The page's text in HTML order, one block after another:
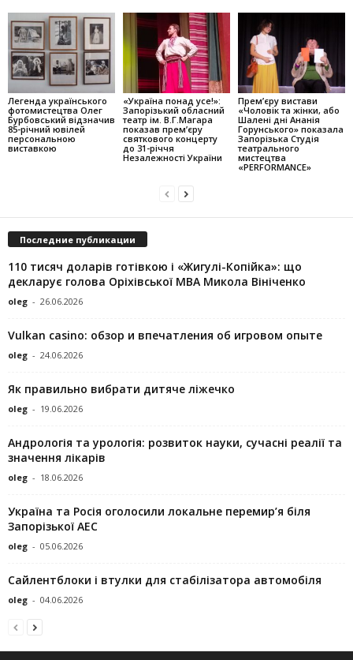
Легенда українського
фотомистецтва Олег
Бурбовський відзначив
85-річний ювілей
персональною
виставкою
«Україна понад усе!»:
Запорізький обласний
театр ім. В.Г.Магара
показав прем’єру
святкового концерту
до 31-річчя
Незалежності України
Прем’єру вистави
«Чоловік та жінки, або
Шалені дні Ананія
Горунського» показала
Запорізька Студія
театрального
мистецтва
«PERFORMANCE»
Последние публикации
110 тисяч доларів готівкою і «Жигулі-Копійка»: що
декларує голова Оріхівської МВА Микола Вініченко
oleg - 26.06.2026
Vulkan casino: обзор и впечатления об игровом опыте
oleg - 24.06.2026
Як правильно вибрати дитяче ліжечко
oleg - 19.06.2026
Андрологія та урологія: розвиток науки, сучасні реалії та
значення лікарів
oleg - 18.06.2026
Україна та Росія оголосили локальне перемир’я біля
Запорізької АЕС
oleg - 05.06.2026
Сайлентблоки і втулки для стабілізатора автомобіля
oleg - 04.06.2026